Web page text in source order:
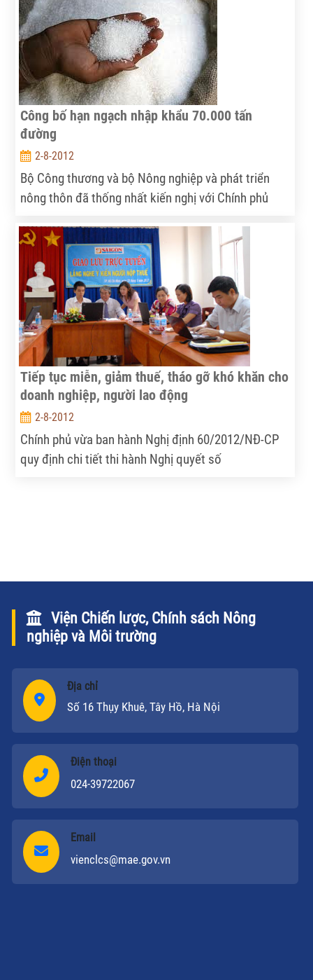
thực tế, giá lúa ở nhiều nơi vẫn rất thấp, nông dân
khó đạt lợi nhuận ở mức tối thiểu 30%.
Công bố hạn ngạch nhập khẩu 70.000 tấn
đường
2-8-2012
Bộ Công thương và bộ Nông nghiệp và phát triển
nông thôn đã thống nhất kiến nghị với Chính phủ
hạn ngạch nhập khẩu 70.000 tấn đường được hai bộ
tính toán, căn cứ vào thực tế của vụ mía đường năm
2011 – 2012 đã kết thúc từ tháng 6.2012 với sản
lượng đạt 1,3 triệu tấn đường, thấp hơn 100.000 tấn
so với dự báo, cao hơn niên vụ trước 150.000 tấn.
Tiếp tục miễn, giảm thuế, tháo gỡ khó khăn cho
doanh nghiệp, người lao động
2-8-2012
Chính phủ vừa ban hành Nghị định 60/2012/NĐ-CP
quy định chi tiết thi hành Nghị quyết số
Viện Chiến lược, Chính sách Nông
nghiệp và Môi trường
Địa chỉ
Số 16 Thụy Khuê, Tây Hồ, Hà Nội
Điện thoại
024-39722067
Email
vienclcs@mae.gov.vn